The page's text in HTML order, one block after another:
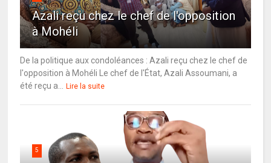
Azali reçu chez le chef de l'opposition
à Mohéli
De la politique aux condoléances : Azali reçu chez le chef de
l'opposition à Mohéli Le chef de l'État, Azali Assoumani, a
été reçu a...
Lire la suite
5